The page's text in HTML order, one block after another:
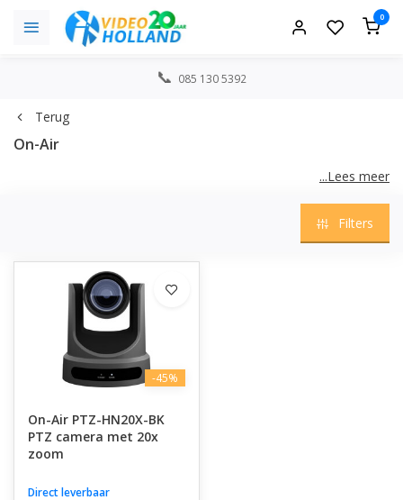
0
085 130 5392
Terug
On-Air
of bel +31(0)85
...Lees meer
Filters
-45%
On-Air PTZ-HN20X-BK
PTZ camera met 20x
zoom
Direct leverbaar